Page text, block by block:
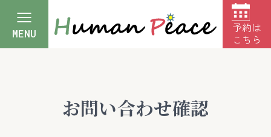
MENU
予約は
こちら
お問い合わせ確認